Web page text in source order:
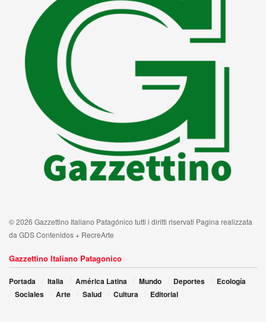
© 2026 Gazzettino Italiano Patagónico tutti i diritti riservati Pagina realizzata
da GDS Contenidos + RecreArte
Gazzettino Italiano Patagonico
Portada Italia América Latina Mundo Deportes
Ecología
Sociales
Arte Salud Cultura Editorial